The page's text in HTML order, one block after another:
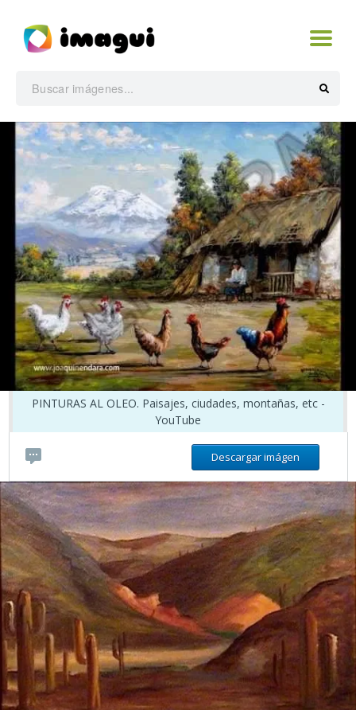
PINTURAS AL OLEO. Paisajes, ciudades, montañas, etc -
YouTube
Descargar imágen